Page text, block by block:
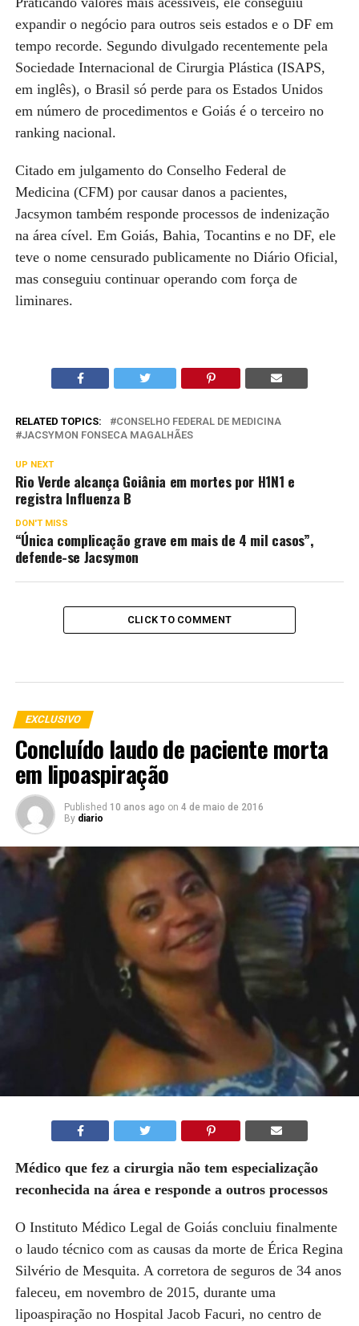
expandir o negócio para outros seis estados e o DF em
tempo recorde. Segundo divulgado recentemente pela
Sociedade Internacional de Cirurgia Plástica (ISAPS,
em inglês), o Brasil só perde para os Estados Unidos
em número de procedimentos e Goiás é o terceiro no
ranking nacional.
Citado em julgamento do Conselho Federal de
Medicina (CFM) por causar danos a pacientes,
Jacsymon também responde processos de indenização
na área cível. Em Goiás, Bahia, Tocantins e no DF, ele
teve o nome censurado publicamente no Diário Oficial,
mas conseguiu continuar operando com força de
liminares.
RELATED TOPICS:
CONSELHO FEDERAL DE MEDICINA
JACSYMON FONSECA MAGALHÃES
UP NEXT
Rio Verde alcança Goiânia em mortes por H1N1 e
registra Influenza B
DON'T MISS
“Única complicação grave em mais de 4 mil casos”,
defende-se Jacsymon
CLICK TO COMMENT
EXCLUSIVO
Concluído laudo de paciente morta
em lipoaspiração
Published 10 anos ago on 4 de maio de 2016
By diario
Médico que fez a cirurgia não tem especialização
reconhecida na área e responde a outros processos
O Instituto Médico Legal de Goiás concluiu finalmente
o laudo técnico com as causas da morte de Érica Regina
Silvério de Mesquita. A corretora de seguros de 34 anos
faleceu, em novembro de 2015, durante uma
lipoaspiração no Hospital Jacob Facuri, no centro de